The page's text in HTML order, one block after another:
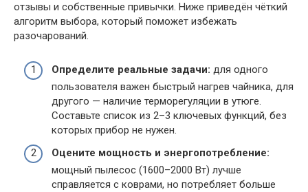
отзывы и собственные привычки. Ниже приведён чёткий
алгоритм выбора, который поможет избежать
разочарований.
Определите реальные задачи: для одного
пользователя важен быстрый нагрев чайника, для
другого — наличие терморегуляции в утюге.
Составьте список из 2–3 ключевых функций, без
которых прибор не нужен.
Оцените мощность и энергопотребление:
мощный пылесос (1600–2000 Вт) лучше
справляется с коврами, но потребляет больше